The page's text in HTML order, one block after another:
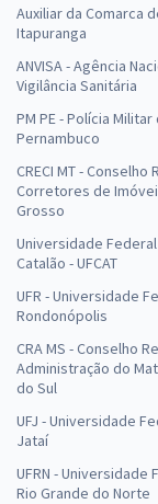
Auxiliar da Comarca
Itapuranga
ANVISA - Agência
Vigilância Sanitária
PM PE - Polícia Militar
Pernambuco
CRECI MT - Conselho
Corretores de
Grosso
Universidade
Catalão - UFCAT
UFR - Universidade
Rondonópolis
CRA MS - Conselho
Administração do
do Sul
UFJ - Universidade
Jataí
UFRN - Universidade
Rio Grande do Norte